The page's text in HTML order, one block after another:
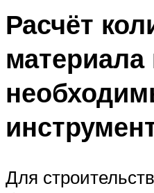
Расчёт
материала
Для